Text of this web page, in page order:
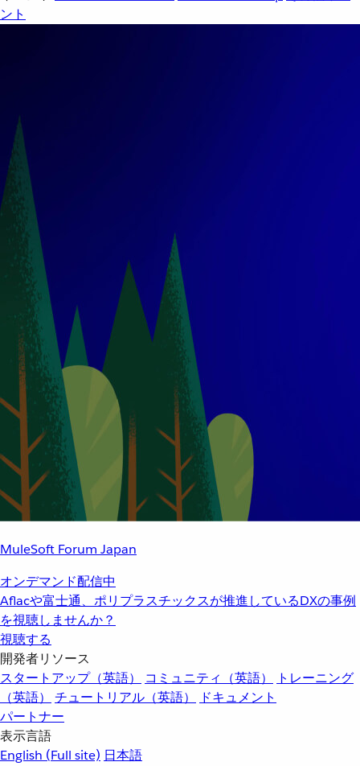
ント
MuleSoft Forum Japan
オンデマンド配信中
Aflacや富士通、ポリプラスチックスが推進しているDXの事例
を視聴しませんか？
視聴する
開発者リソース
スタートアップ（英語）
コミュニティ（英語）
トレーニング
（英語）
チュートリアル（英語）
ドキュメント
パートナー
表示言語
English (Full site) 日本語